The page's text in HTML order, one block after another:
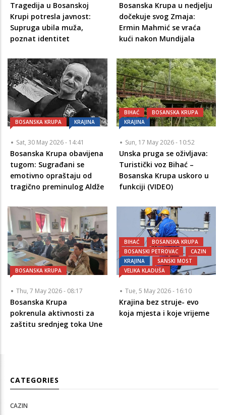
Tragedija u Bosanskoj
Krupi potresla javnost:
Supruga ubila muža,
poznat identitet
Bosanska Krupa u nedjelju
dočekuje svog Zmaja:
Ermin Mahmić se vraća
kući nakon Mundijala
BOSANSKA KRUPA KRAJINA
Sat, 30 May 2026 - 14:41
Bosanska Krupa obavijena
tugom: Sugrađani se
emotivno opraštaju od
tragično preminulog Aldže
BIHAĆ
BOSANSKA KRUPA
KRAJINA
Sun, 17 May 2026 - 10:52
Unska pruga se oživljava:
Turistički voz Bihać –
Bosanska Krupa uskoro u
funkciji (VIDEO)
BOSANSKA KRUPA
Thu, 7 May 2026 - 08:17
Bosanska Krupa
pokrenula aktivnosti za
zaštitu srednjeg toka Une
BIHAĆ
BOSANSKA KRUPA
BOSANSKI PETROVAC
CAZIN
KRAJINA
SANSKI MOST
VELIKA KLADUŠA
Tue, 5 May 2026 - 16:10
Krajina bez struje- evo
koja mjesta i koje vrijeme
CATEGORIES
CAZIN